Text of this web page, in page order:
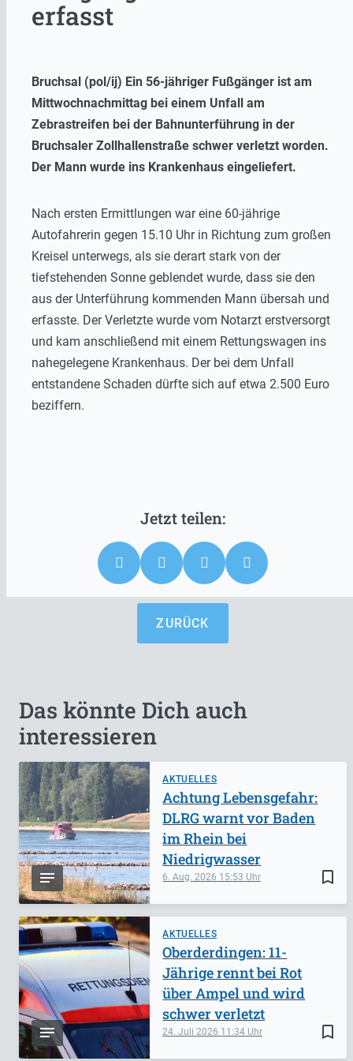
erfasst
Bruchsal (pol/ij) Ein 56-jähriger Fußgänger ist am
Mittwochnachmittag bei einem Unfall am
Zebrastreifen bei der Bahnunterführung in der
Bruchsaler Zollhallenstraße schwer verletzt worden.
Der Mann wurde ins Krankenhaus eingeliefert.
Nach ersten Ermittlungen war eine 60-jährige
Autofahrerin gegen 15.10 Uhr in Richtung zum großen
Kreisel unterwegs, als sie derart stark von der
tiefstehenden Sonne geblendet wurde, dass sie den
aus der Unterführung kommenden Mann übersah und
erfasste. Der Verletzte wurde vom Notarzt erstversorgt
und kam anschließend mit einem Rettungswagen ins
nahegelegene Krankenhaus. Der bei dem Unfall
entstandene Schaden dürfte sich auf etwa 2.500 Euro
beziffern.
ZURÜCK
Das könnte Dich auch
interessieren
AKTUELLES
bookmark_border
6. Aug. 2026 15:53
Achtung Lebensgefahr:
DLRG warnt vor Baden
im Rhein bei
Niedrigwasser
AKTUELLES
bookmark_border
24. Juli 2026 11:34
Oberderdingen: 11-
Jährige rennt bei Rot
über Ampel und wird
schwer verletzt